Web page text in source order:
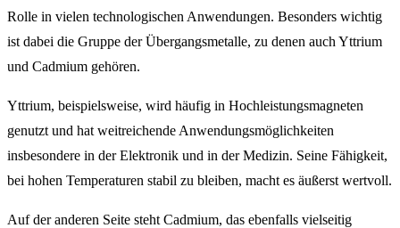
Rolle in vielen technologischen Anwendungen. Besonders wichtig
ist dabei die Gruppe der Übergangsmetalle, zu denen auch Yttrium
und Cadmium gehören.
Yttrium, beispielsweise, wird häufig in Hochleistungsmagneten
genutzt und hat weitreichende Anwendungsmöglichkeiten
insbesondere in der Elektronik und in der Medizin. Seine Fähigkeit,
bei hohen Temperaturen stabil zu bleiben, macht es äußerst wertvoll.
Auf der anderen Seite steht Cadmium, das ebenfalls vielseitig